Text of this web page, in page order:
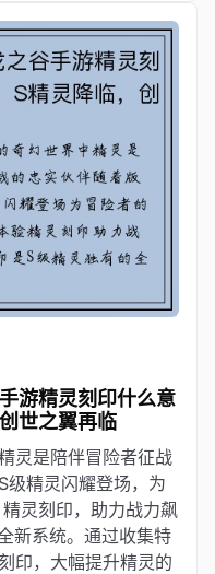
游精灵刻印什么意
世之翼再临
灵是陪伴冒险者征战
级精灵闪耀登场，为
灵刻印，助力战力飙
新系统。通过收集特
印，大幅提升精灵的